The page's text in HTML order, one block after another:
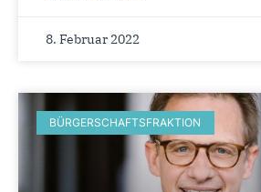
8. Februar 2022
BÜRGERSCHAFTSFRAKTION